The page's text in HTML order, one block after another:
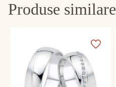
Produse similare